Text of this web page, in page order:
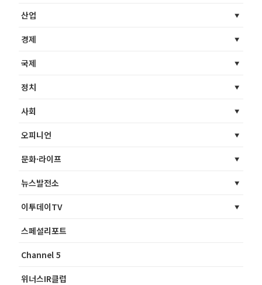
산업
경제
국제
정치
사회
오피니언
문화·라이프
뉴스발전소
이투데이TV
스페셜리포트
Channel 5
위너스IR클럽